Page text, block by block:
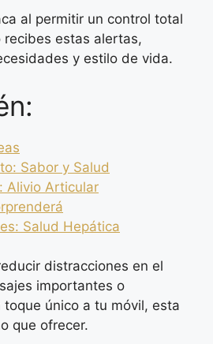
al permitir un control total
estas alertas,
y estilo de vida.
Sabor y Salud
Alivio Articular
Salud Hepática
distracciones en el
importantes o
único a tu móvil, esta
que ofrecer.